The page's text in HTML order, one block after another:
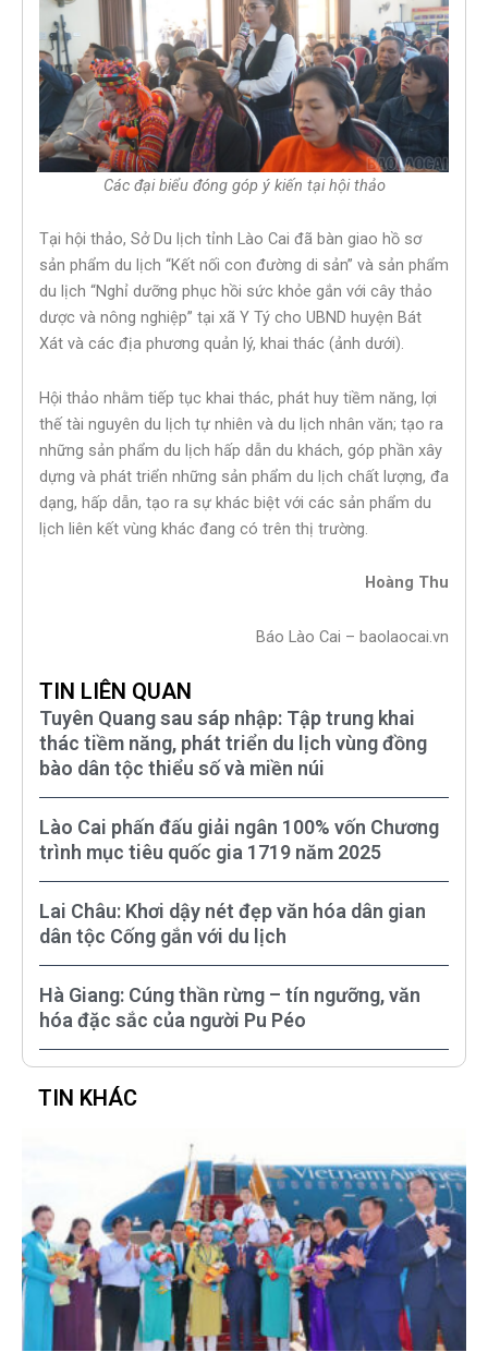
Các đại biểu đóng góp ý kiến tại hội thảo
Tại hội thảo, Sở Du lịch tỉnh Lào Cai đã bàn giao hồ sơ
sản phẩm du lịch “Kết nối con đường di sản” và sản phẩm
du lịch “Nghỉ dưỡng phục hồi sức khỏe gắn với cây thảo
dược và nông nghiệp” tại xã Y Tý cho UBND huyện Bát
Xát và các địa phương quản lý, khai thác (ảnh dưới).
Hội thảo nhằm tiếp tục khai thác, phát huy tiềm năng, lợi
thế tài nguyên du lịch tự nhiên và du lịch nhân văn; tạo ra
những sản phẩm du lịch hấp dẫn du khách, góp phần xây
dựng và phát triển những sản phẩm du lịch chất lượng, đa
dạng, hấp dẫn, tạo ra sự khác biệt với các sản phẩm du
lịch liên kết vùng khác đang có trên thị trường.
Hoàng Thu
Báo Lào Cai – baolaocai.vn
TIN LIÊN QUAN
Tuyên Quang sau sáp nhập: Tập trung khai
thác tiềm năng, phát triển du lịch vùng đồng
bào dân tộc thiểu số và miền núi
Lào Cai phấn đấu giải ngân 100% vốn Chương
trình mục tiêu quốc gia 1719 năm 2025
Lai Châu: Khơi dậy nét đẹp văn hóa dân gian
dân tộc Cống gắn với du lịch
Hà Giang: Cúng thần rừng – tín ngưỡng, văn
hóa đặc sắc của người Pu Péo
TIN KHÁC